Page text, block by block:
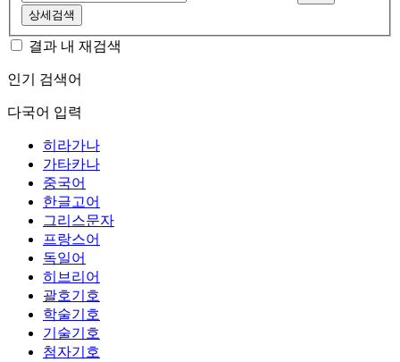
상세검색
결과 내 재검색
인기 검색어
다국어 입력
히라가나
가타카나
중국어
한글고어
그리스문자
프랑스어
독일어
히브리어
괄호기호
학술기호
기술기호
첨자기호